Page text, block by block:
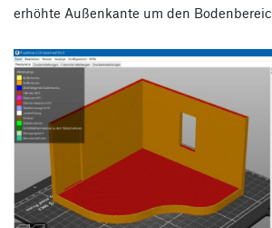
erhöhte Außenkante um den